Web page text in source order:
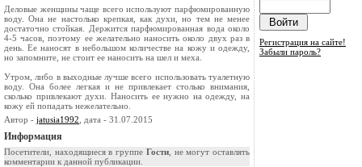
Деловые женщины чаще всего используют парфюмированную
воду. Она не настолько крепкая, как духи, но тем не менее
достаточно стойкая. Держится парфюмированная вода около
4-5 часов, поэтому ее желательно наносить около двух раз в
день. Ее наносят в небольшом количестве на кожу и одежду,
но запомните, не стоит ее наносить на шел и меха.
Утром, либо в выходные лучше всего использовать туалетную
воду. Она более легкая и не привлекает столько внимания,
сколько привлекают духи. Наносить ее нужно на одежду, на
кожу ей попадать нежелательно.
Автор - jatusia1992 , дата - 31.07.2015
Информация
Посетители, находящиеся в группе Гости, не могут оставлять
комментарии к данной публикации.
Регистрация на сайте!
Забыли пароль?